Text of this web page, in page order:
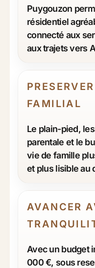
Puygouzon
résidentiel
connecté aux
aux trajets vers
FAMILIAL
Le plain-pied,
parentale et le
vie de famille
et plus lisible au
AVANCER
Avec un budget
000 €, sous